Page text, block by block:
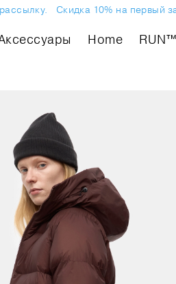
Скидка 10% на первый
Home RUN™